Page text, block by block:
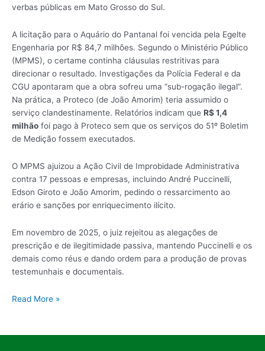
verbas públicas em Mato Grosso do Sul.
A licitação para o Aquário do Pantanal foi vencida pela Egelte
Engenharia por R$ 84,7 milhões. Segundo o Ministério Público
(MPMS), o certame continha cláusulas restritivas para
direcionar o resultado. Investigações da Polícia Federal e da
CGU apontaram que a obra sofreu uma “sub-rogação ilegal”.
Na prática, a Proteco (de João Amorim) teria assumido o
serviço clandestinamente. Relatórios indicam que R$ 1,4
milhão foi pago à Proteco sem que os serviços do 51º Boletim
de Medição fossem executados.
O MPMS ajuizou a Ação Civil de Improbidade Administrativa
contra 17 pessoas e empresas, incluindo André Puccinelli,
Edson Giroto e João Amorim, pedindo o ressarcimento ao
erário e sanções por enriquecimento ilícito.
Em novembro de 2025, o juiz rejeitou as alegações de
prescrição e de ilegitimidade passiva, mantendo Puccinelli e os
demais como réus e dando ordem para a produção de provas
testemunhais e documentais.
Read More »